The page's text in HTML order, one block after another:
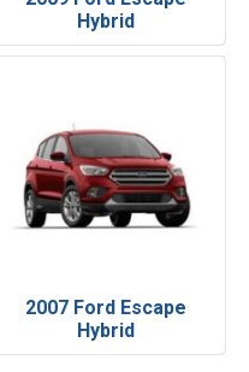
Hybrid
2007 Ford Escape
Hybrid